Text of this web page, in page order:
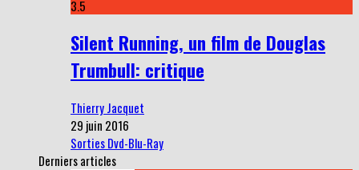
3.5
Silent Running, un film de Douglas
Trumbull: critique
Thierry Jacquet
29 juin 2016
Sorties Dvd-Blu-Ray
Derniers articles